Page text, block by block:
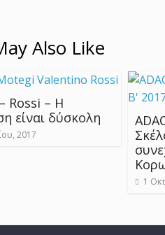
Also Like
Rossi – Η
είναι δύσκολη
2017
1